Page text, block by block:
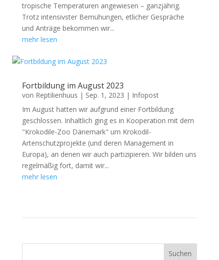
tropische Temperaturen angewiesen – ganzjährig.
Trotz intensivster Bemühungen, etlicher Gespräche
und Anträge bekommen wir...
mehr lesen
Fortbildung im August 2023
von Reptilienhuus | Sep. 1, 2023 | Infopost
Im August hatten wir aufgrund einer Fortbildung
geschlossen. Inhaltlich ging es in Kooperation mit dem
"Krokodile-Zoo Dänemark" um Krokodil-
Artenschutzprojekte (und deren Management in
Europa), an denen wir auch partizipieren. Wir bilden uns
regelmäßig fort, damit wir...
mehr lesen
Suchen